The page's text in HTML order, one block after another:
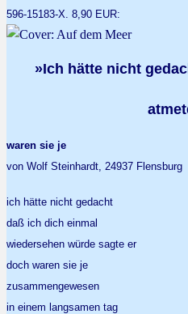
596-15183-X. 8,90 EUR:
»Ich hätte nicht
waren sie je
von Wolf Steinhardt, 24937 Flensburg
ich hätte nicht gedacht
daß ich dich einmal
wiedersehen würde sagte er
doch waren sie je
zusammengewesen
in einem langsamen tag